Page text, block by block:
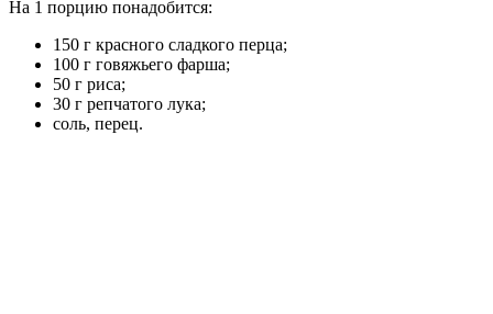
На 1 порцию понадобится:
150 г красного сладкого перца;
100 г говяжьего фарша;
50 г риса;
30 г репчатого лука;
соль, перец.